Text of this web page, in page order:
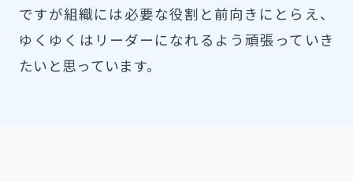
ですが組織には必要な役割と前向きにとらえ、
ゆくゆくはリーダーになれるよう頑張っていき
たいと思っています。